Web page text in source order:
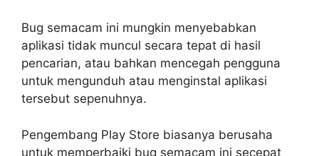
Bug semacam ini mungkin menyebabkan
aplikasi tidak muncul secara tepat di hasil
pencarian, atau bahkan mencegah pengguna
untuk mengunduh atau menginstal aplikasi
tersebut sepenuhnya.
Pengembang Play Store biasanya berusaha
untuk memperbaiki bug semacam ini secepat